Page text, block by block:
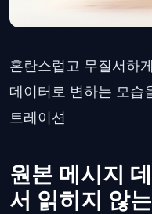
혼란스럽고 무질서하
데이터로 변하는 모습
트레이션
원본 메시지
서 읽히지 않